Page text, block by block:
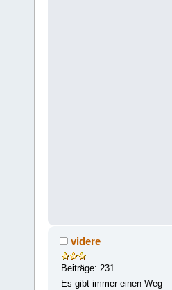
videre
Beiträge: 231
Es gibt immer einen Weg